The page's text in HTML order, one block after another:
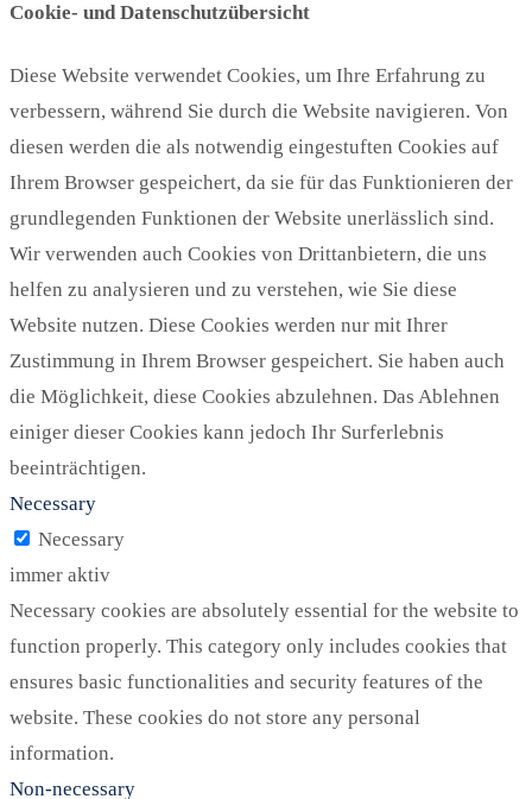
Cookie- und Datenschutzübersicht
Diese Website verwendet Cookies, um Ihre Erfahrung zu
verbessern, während Sie durch die Website navigieren. Von
diesen werden die als notwendig eingestuften Cookies auf
Ihrem Browser gespeichert, da sie für das Funktionieren der
grundlegenden Funktionen der Website unerlässlich sind.
Wir verwenden auch Cookies von Drittanbietern, die uns
helfen zu analysieren und zu verstehen, wie Sie diese
Website nutzen. Diese Cookies werden nur mit Ihrer
Zustimmung in Ihrem Browser gespeichert. Sie haben auch
die Möglichkeit, diese Cookies abzulehnen. Das Ablehnen
einiger dieser Cookies kann jedoch Ihr Surferlebnis
beeinträchtigen.
Necessary
Necessary
immer aktiv
Necessary cookies are absolutely essential for the website to
function properly. This category only includes cookies that
ensures basic functionalities and security features of the
website. These cookies do not store any personal
information.
Non-necessary